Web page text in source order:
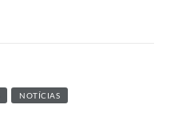
NOTÍCIAS